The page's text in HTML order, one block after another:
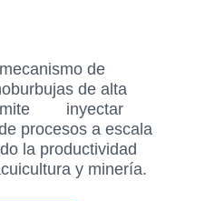
de
de alta
inyectar
procesos a escala
la productividad
y minería.